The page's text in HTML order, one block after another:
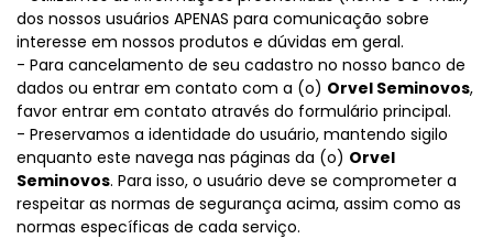
dos nossos usuários APENAS para comunicação sobre
interesse em nossos produtos e dúvidas em geral.
- Para cancelamento de seu cadastro no nosso banco de
dados ou entrar em contato com a (o) Orvel Seminovos,
favor entrar em contato através do formulário principal.
- Preservamos a identidade do usuário, mantendo sigilo
enquanto este navega nas páginas da (o) Orvel
Seminovos. Para isso, o usuário deve se comprometer a
respeitar as normas de segurança acima, assim como as
normas específicas de cada serviço.